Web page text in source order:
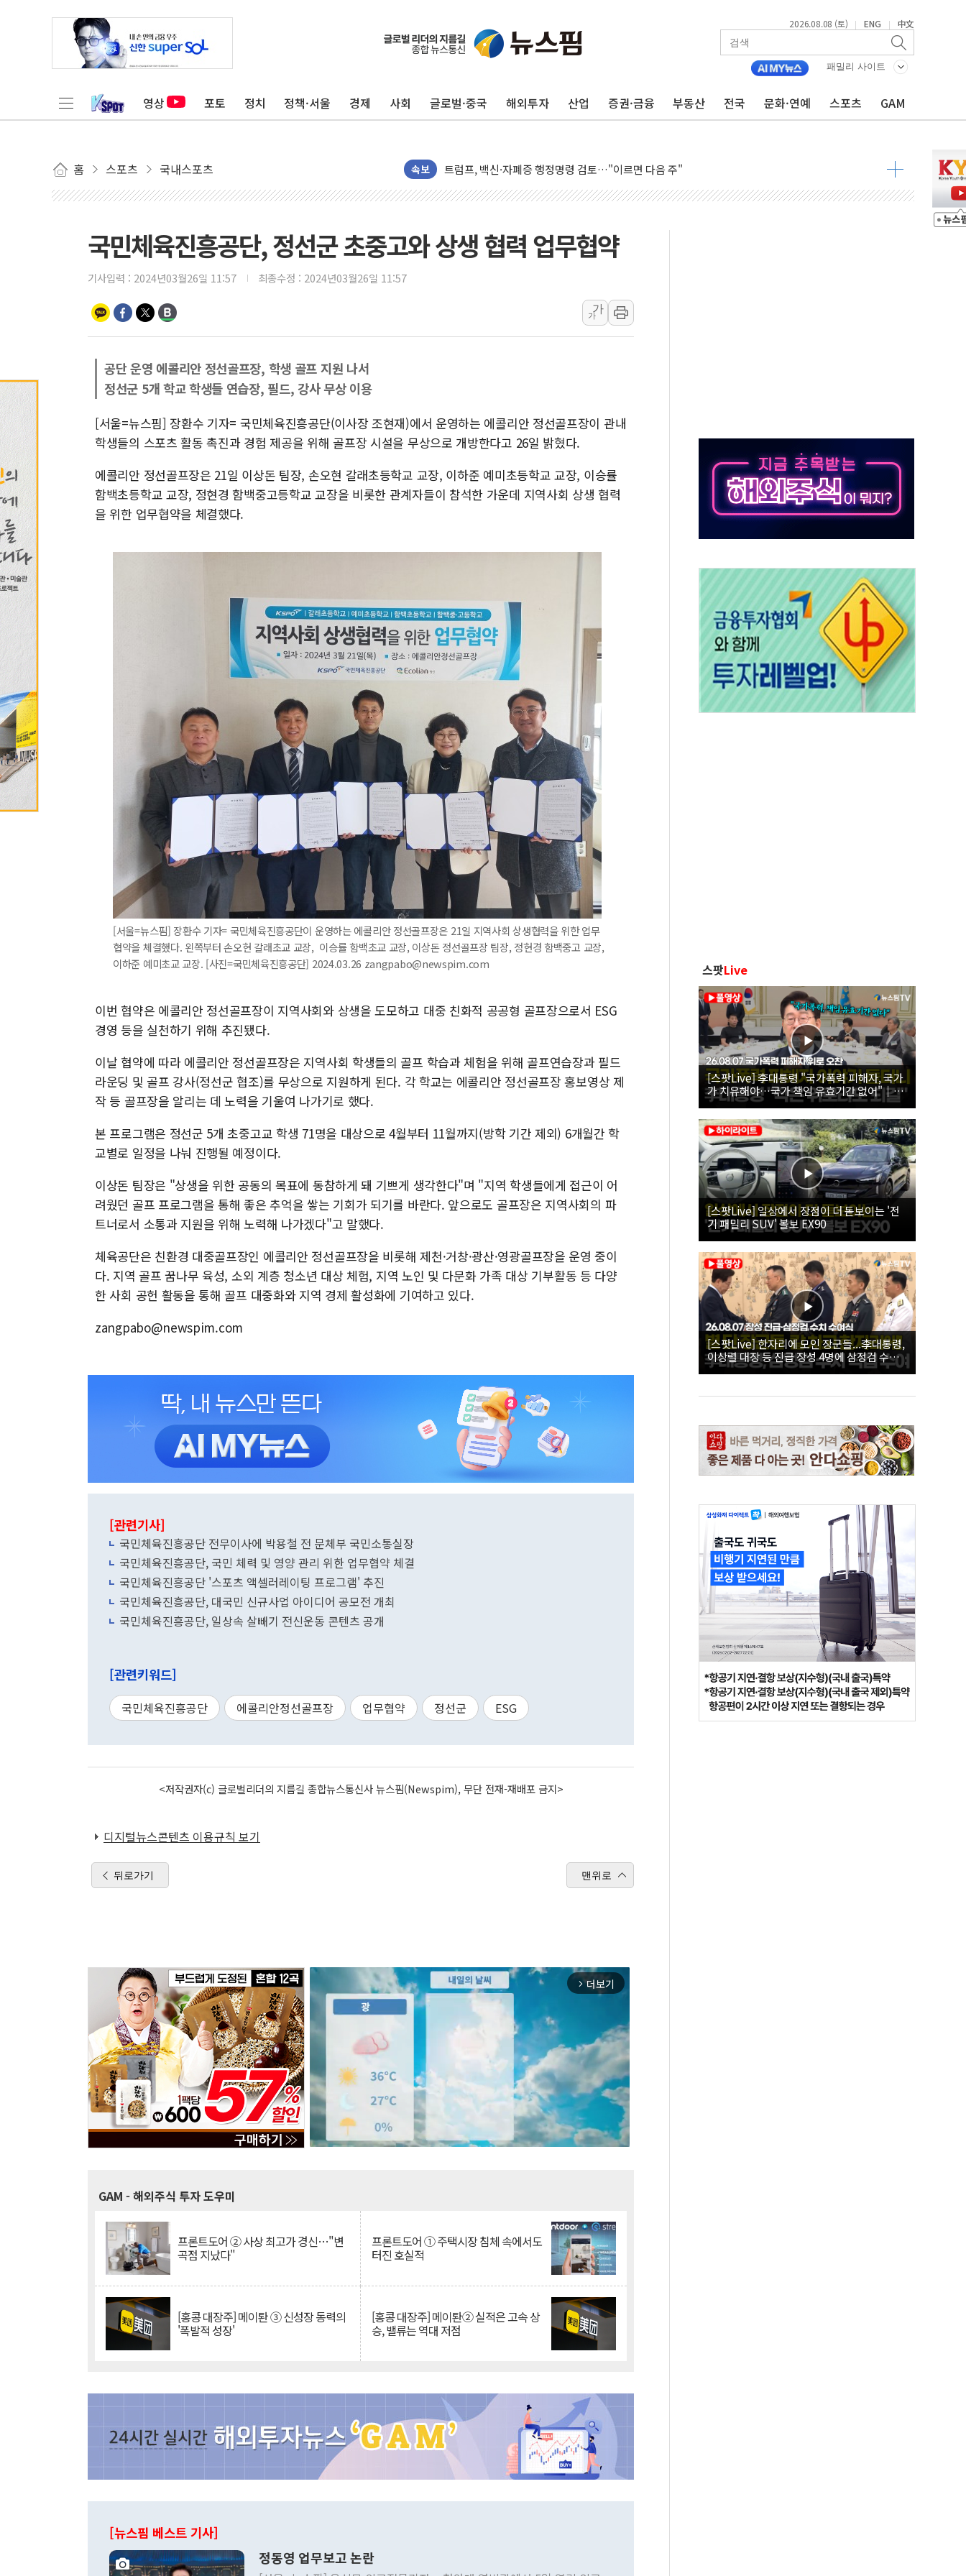
2026.08.08 (토) | ENG | 中文
패밀리 사이트
영상 포토 정치 정책·서울 경제 사회 글로벌·중국 해외투자 산업 증권·금융 부동산 전국 문화·연예 스포츠 GAM
홈 스포츠 국내스포츠 속보
미 연준 매파 기세 꺾이나…고용 감소에 9월 동결 전망 우세
[종합] 이슬람 수니파 3국, '공동방위협정' 체결… 이스라엘·이란 위협에 맞설 자체 억지력 강화
美 항소법원, 백악관 무도회장 공사 중단 명령…트럼프 제동
이란 핵심 원유 수출항 '하르그섬', 최근 1주일 이상 '올스톱'… 美 해상봉쇄 영향
[AI MY 뉴스] 뉴욕 반도체주 프리뷰...美 고용 쇼크에 반도체주 '활짝'
뉴욕증시 프리뷰, 美 고용 쇼크에 금리 인상 우려 후퇴…나스닥 선물 1%대 상승
[사진] 이슬람 수니파 3개국, 공동방위협정 체결
뉴욕증시 개장 전 특징주...아틀라시안·클라우드플레어·태양광주↑ VS 트레이드데스크·웬디스↓
보훈부, 미 DPAA와 MOU… "6·25 미군 실종자 7359명 끝까지 찾겠다"
李 대통령, '6시간 마라톤 부동산 2차 회의' 주재… "전폭적 공급 확대·속도전 총력"
트럼프, 中 겨냥 폴리실리콘 관세 15% 부과…美 태양광주 급등
[사진] 빈살만과 에르도안의 만남
이란와이어 "이란 최고지도자 위독…곧 사망해도 놀랍지 않아"
남동발전, 해남군에 국내 최대 규모 400MW 태양광 착공…여의도 1.6배 규모
국민체육진흥공단, 정선군 초중고와 상생 협력 업무협약
기사입력 : 2024년03월26일 11:57 최종수정 : 2024년03월26일 11:57
가
가
공단 운영 에콜리안 정선골프장, 학생 골프 지원 나서
정선군 5개 학교 학생들 연습장, 필드, 강사 무상 이용
[서울=뉴스핌] 장환수 기자= 국민체육진흥공단(이사장 조현재)에서 운영하는 에콜리안 정선골프장이 관내
학생들의 스포츠 활동 촉진과 경험 제공을 위해 골프장 시설을 무상으로 개방한다고 26일 밝혔다.
에콜리안 정선골프장은 21일 이상돈 팀장, 손오현 갈래초등학교 교장, 이하준 예미초등학교 교장, 이승률
함백초등학교 교장, 정현경 함백중고등학교 교장을 비롯한 관계자들이 참석한 가운데 지역사회 상생 협력
을 위한 업무협약을 체결했다.
[서울=뉴스핌] 장환수 기자= 국민체육진흥공단이 운영하는 에콜리안 정선골프장은 21일 지역사회 상생협력을 위한 업무
협약을 체결했다. 왼쪽부터 손오현 갈래초교 교장, 이승률 함백초교 교장, 이상돈 정선골프장 팀장, 정현경 함백중고 교장,
이하준 예미초교 교장. [사진=국민체육진흥공단] 2024.03.26 zangpabo@newspim.com
이번 협약은 에콜리안 정선골프장이 지역사회와 상생을 도모하고 대중 친화적 공공형 골프장으로서 ESG
경영 등을 실천하기 위해 추진됐다.
이날 협약에 따라 에콜리안 정선골프장은 지역사회 학생들의 골프 학습과 체험을 위해 골프연습장과 필드
라운딩 및 골프 강사(정선군 협조)를 무상으로 지원하게 된다. 각 학교는 에콜리안 정선골프장 홍보영상 제
작 등 골프장을 알리는 데 노력을 기울여 나가기로 했다.
본 프로그램은 정선군 5개 초중고교 학생 71명을 대상으로 4월부터 11월까지(방학 기간 제외) 6개월간 학
교별로 일정을 나눠 진행될 예정이다.
이상돈 팀장은 "상생을 위한 공동의 목표에 동참하게 돼 기쁘게 생각한다"며 "지역 학생들에게 접근이 어
려웠던 골프 프로그램을 통해 좋은 추억을 쌓는 기회가 되기를 바란다. 앞으로도 골프장은 지역사회의 파
트너로서 소통과 지원을 위해 노력해 나가겠다"고 말했다.
체육공단은 친환경 대중골프장인 에콜리안 정선골프장을 비롯해 제천·거창·광산·영광골프장을 운영 중이
다. 지역 골프 꿈나무 육성, 소외 계층 청소년 대상 체험, 지역 노인 및 다문화 가족 대상 기부활동 등 다양
한 사회 공헌 활동을 통해 골프 대중화와 지역 경제 활성화에 기여하고 있다.
zangpabo@newspim.com
[관련기사]
국민체육진흥공단 전무이사에 박용철 전 문체부 국민소통실장
국민체육진흥공단, 국민 체력 및 영양 관리 위한 업무협약 체결
국민체육진흥공단 '스포츠 액셀러레이팅 프로그램' 추진
국민체육진흥공단, 대국민 신규사업 아이디어 공모전 개최
국민체육진흥공단, 일상속 살빼기 전신운동 콘텐츠 공개
[관련키워드]
국민체육진흥공단 에콜리안정선골프장 업무협약 정선군 ESG
<저작권자(c) 글로벌리더의 지름길 종합뉴스통신사 뉴스핌(Newspim), 무단 전재-재배포 금지>
디지털뉴스콘텐츠 이용규칙 보기
뒤로가기 맨위로
arrow_forward_ios 더보기
GAM - 해외주식 투자 도우미
프론트도어 ② 사상 최고가 경신…"변
곡점 지났다"
프론트도어 ① 주택시장 침체 속에서도
터진 호실적
[홍콩 대장주] 메이퇀 ③ 신성장 동력의
'폭발적 성장'
[홍콩 대장주] 메이퇀② 실적은 고속 상
승, 밸류는 역대 저점
[뉴스핌 베스트 기사]
정동영 업무보고 논란
스팟Live
[스팟Live] 李대통령 "국가폭력 피해자, 국가
가 치유해야…국가 책임 유효기간 없어"｜
26.08.07 국가폭력 피해자 위로 오찬
[스팟Live] 일상에서 장점이 더 돋보이는 '전
기 패밀리 SUV' 볼보 EX90
[스팟Live] 한자리에 모인 장군들...李대통령,
이상렬 대장 등 진급 장성 4명에 삼정검 수치
직접 수여｜26.08.07 장성 진급·삼정검 수치